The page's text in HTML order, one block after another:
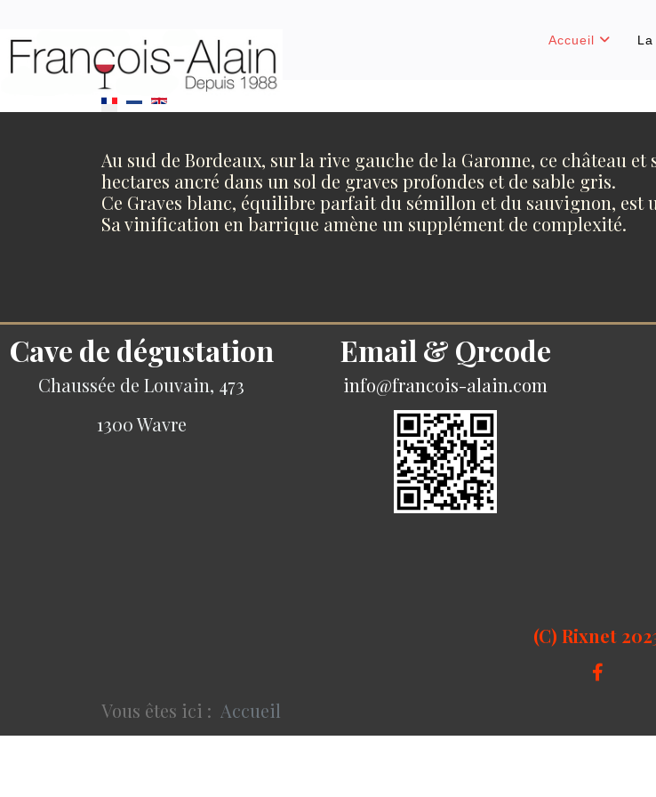
Accueil
Sélectionnez votre langue
Au sud de Bordeaux, sur la rive gauche de la Garonne, ce château
hectares ancré dans un sol de graves profondes et de sable gris.
Ce Graves blanc, équilibre parfait du sémillon et du sauvignon, est
Sa vinification en barrique amène un supplément de complexité.
Cave de dégustation
Chaussée de Louvain, 473
1300 Wavre
Email & Qrcode
info@francois-alain.com
(C) Rixnet
Vous êtes ici : Accueil